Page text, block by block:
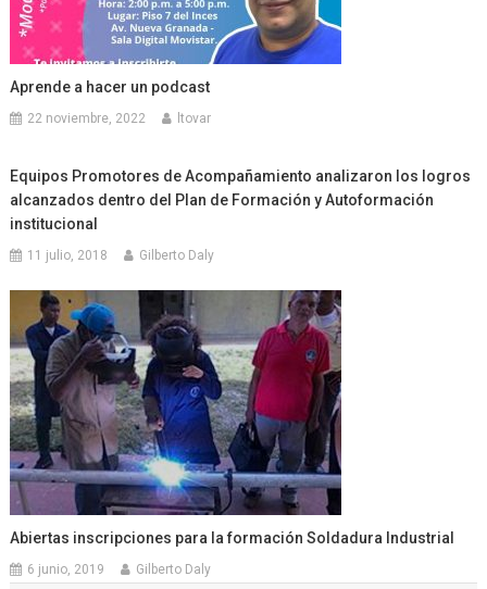
Aprende a hacer un podcast
22 noviembre, 2022 ltovar
Equipos Promotores de Acompañamiento analizaron los logros
alcanzados dentro del Plan de Formación y Autoformación
institucional
11 julio, 2018 Gilberto Daly
Abiertas inscripciones para la formación Soldadura Industrial
6 junio, 2019 Gilberto Daly